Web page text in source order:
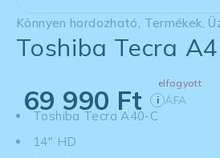
Könnyen hordozható Termékek
Toshiba Tecra
elfogyott
69 990 Ft i ÁFA
Toshiba Tecra A40-C
14" HD